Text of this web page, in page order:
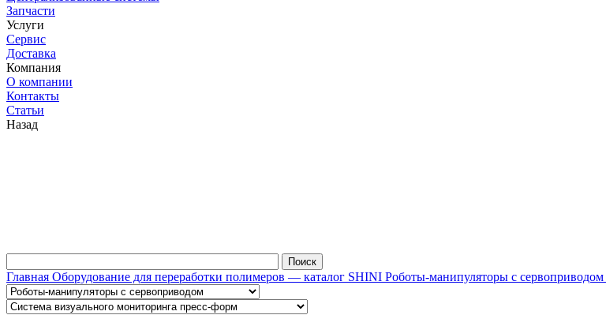
Запчасти
Услуги
Сервис
Доставка
Компания
О компании
Контакты
Статьи
Назад
Главная Оборудование для переработки полимеров — каталог SHINI Роботы-манипуляторы с сервоприводом